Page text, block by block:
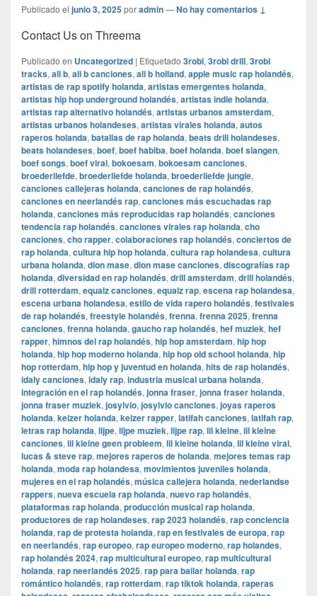
Publicado el junio 3, 2025poradmin—No hay comentarios ↓
Contact Us on Threema
Publicado en Uncategorized | Etiquetado 3robi, 3robi drill, 3robi
tracks, ali b, ali b canciones, ali b holland, apple music rap holandés,
artistas de rap spotify holanda, artistas emergentes holanda,
artistas hip hop underground holandés, artistas indie holanda,
artistas rap alternativo holandés, artistas urbanos amsterdam,
artistas urbanos holandeses, artistas virales holanda, autos
raperos holanda, batallas de rap holanda, beats drill holandeses,
beats holandeses, boef, boef habiba, boef holanda, boef slangen,
boef songs, boef viral, bokoesam, bokoesam canciones,
broederliefde, broederliefde holanda, broederliefde jungle,
canciones callejeras holanda, canciones de rap holandés,
canciones en neerlandés rap, canciones más escuchadas rap
holanda, canciones más reproducidas rap holandés, canciones
tendencia rap holandés, canciones virales rap holanda, cho
canciones, cho rapper, colaboraciones rap holandés, conciertos de
rap holanda, cultura hip hop holanda, cultura rap holandesa, cultura
urbana holanda, dion mase, dion mase canciones, discografías rap
holanda, diversidad en rap holandés, drill amsterdam, drill holandés,
drill rotterdam, equalz canciones, equalz rap, escena rap holandesa,
escena urbana holandesa, estilo de vida rapero holandés, festivales
de rap holandés, freestyle holandés, frenna, frenna 2025, frenna
canciones, frenna holanda, gaucho rap holandés, hef muziek, hef
rapper, himnos del rap holandés, hip hop amsterdam, hip hop
holanda, hip hop moderno holanda, hip hop old school holanda, hip
hop rotterdam, hip hop y juventud en holanda, hits de rap holandés,
idaly canciones, idaly rap, industria musical urbana holanda,
integración en el rap holandés, jonna fraser, jonna fraser holanda,
jonna fraser muziek, josylvio, josylvio canciones, joyas raperos
holanda, keizer holanda, keizer rapper, latifah canciones, latifah rap,
letras rap holanda, lijpe, lijpe muziek, lijpe rap, lil kleine, lil kleine
canciones, lil kleine geen probleem, lil kleine holanda, lil kleine viral,
lucas & steve rap, mejores raperos de holanda, mejores temas rap
holanda, moda rap holandesa, movimientos juveniles holanda,
mujeres en el rap holandés, música callejera holanda, nederlandse
rappers, nueva escuela rap holanda, nuevo rap holandés,
plataformas rap holanda, producción musical rap holanda,
productores de rap holandeses, rap 2023 holandés, rap conciencia
holanda, rap de protesta holanda, rap en festivales de europa, rap
en neerlandés, rap europeo, rap europeo moderno, rap holandes,
rap holandés 2024, rap multicultural europeo, rap multicultural
holanda, rap neerlandés 2025, rap para bailar holanda, rap
romántico holandés, rap rotterdam, rap tiktok holanda, raperas